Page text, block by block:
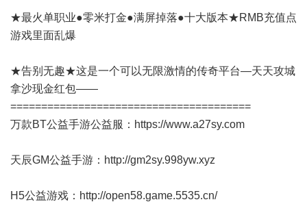
★最火单职业●零米打金●满屏掉落●十大版本★RMB充值点
游戏里面乱爆
★告别无趣★这是一个可以无限激情的传奇平台—天天攻城
拿沙现金红包——
=======================================
万款BT公益手游公益服： https://www.a27sy.com
天辰GM公益手游： http://gm2sy.998yw.xyz
H5公益游戏： http://open58.game.5535.cn/